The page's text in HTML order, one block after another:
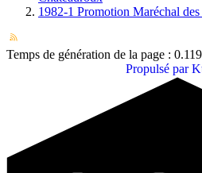
1982-1 Promotion Maréchal
Temps de génération de la page :
Propulsé par